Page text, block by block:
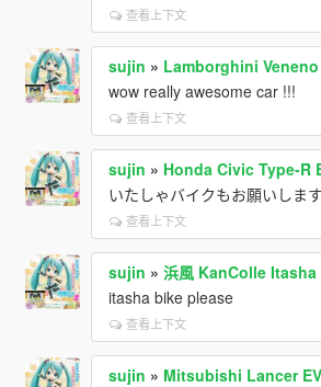
查看上下文
sujin » Lamborghini
wow really awesome car !!!
查看上下文
sujin » Honda Civic Type-R
いたしゃバイクもお願いします
查看上下文
sujin » 浜風 KanColle
itasha bike please
查看上下文
sujin » Mitsubishi Lancer